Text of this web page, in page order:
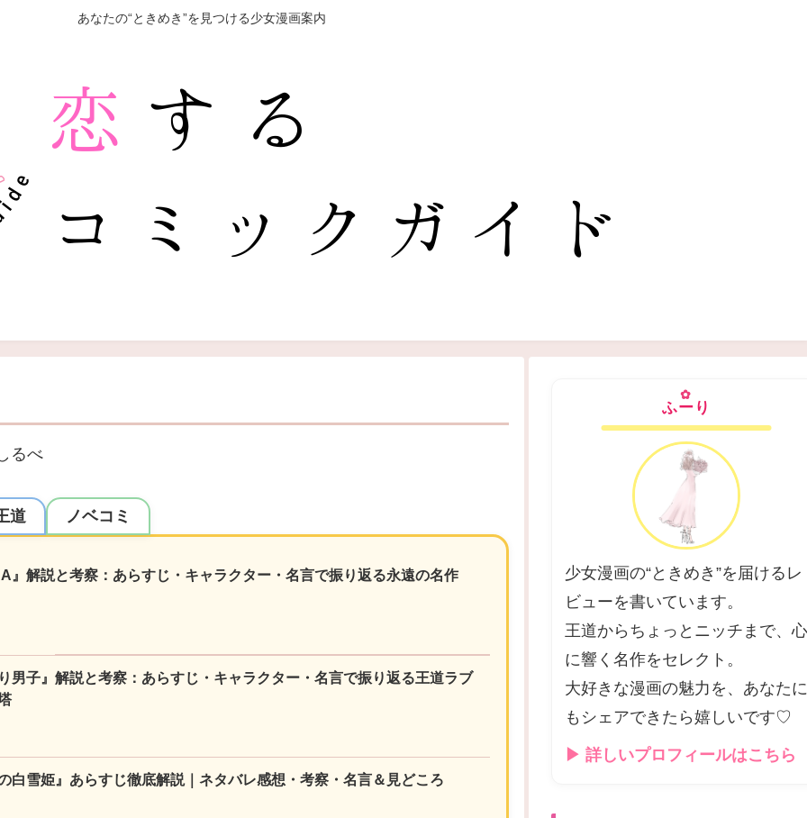
あなたの“ときめき”を見つける少女漫画案内
るべ
道 ノベコミ
』解説と考察：あらすじ・キャラクター・名言で振り返る永遠の名作
男子』解説と考察：あらすじ・キャラクター・名言で振り返る王道ラブ
白雪姫』あらすじ徹底解説｜ネタバレ感想・考察・名言＆見どころ
ふーり
少女漫画の“ときめき”を届けるレ
ビューを書いています。
王道からちょっとニッチまで、心
に響く名作をセレクト。
大好きな漫画の魅力を、あなたに
もシェアできたら嬉しいです♡
▶ 詳しいプロフィールはこちら